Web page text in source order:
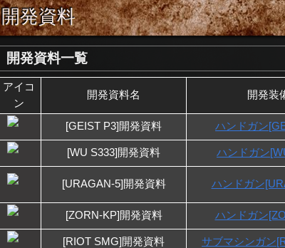
開発資料
開発資料一覧
アイコ
ン
開発資料名 開発装
[GEIST P3]開発資料 ハンドガン
[WU S333]開発資料 ハンドガン
[URAGAN-5]開発資料 ハンドガン
[ZORN-KP]開発資料
ハンドガン
[RIOT SMG]開発資料 サブマシンガン